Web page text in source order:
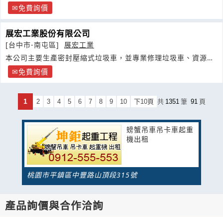
眾，讓客戶得到絕對的保障
免費詢價
展宏工業股份有限公司
[台中市-南屯區]
展宏工業
本公司主要生產密封壓縮式垃圾車，並專業修理垃圾車、資源回
收車等環保車輛
免費詢價
1 2 3 4 5 6 7 8 9 10 下10頁 共 1351 筆 91 頁
螃蟹吊車吊卡車起重
機出租
桃園市平鎮區中豐路山頂段315號
產品詢價與合作洽詢